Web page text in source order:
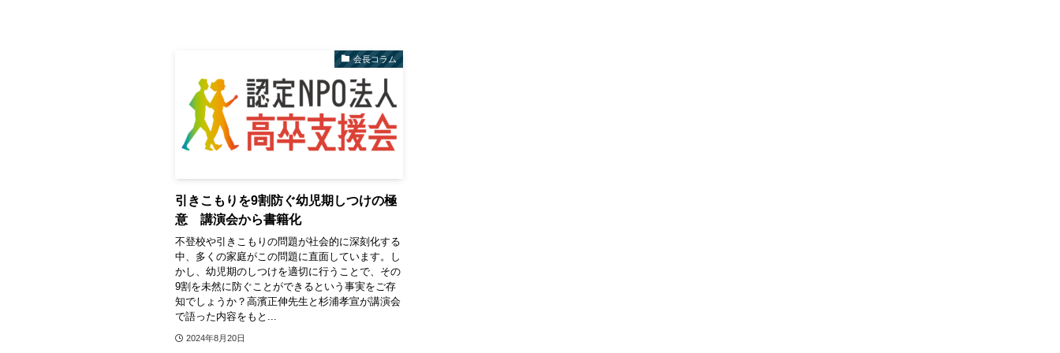
会長コラム
引きこもりを9割防ぐ幼児期しつけの極
意 講演会から書籍化
不登校や引きこもりの問題が社会的に深刻化する
中、多くの家庭がこの問題に直面しています。し
かし、幼児期のしつけを適切に行うことで、その
9割を未然に防ぐことができるという事実をご存
知でしょうか？高濱正伸先生と杉浦孝宣が講演会
で語った内容をもと...
2024年8月20日